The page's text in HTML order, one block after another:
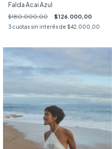
Falda Acai Azul
$180.000,00 $126.000,00
3 cuotas sin interés de $42.000,00